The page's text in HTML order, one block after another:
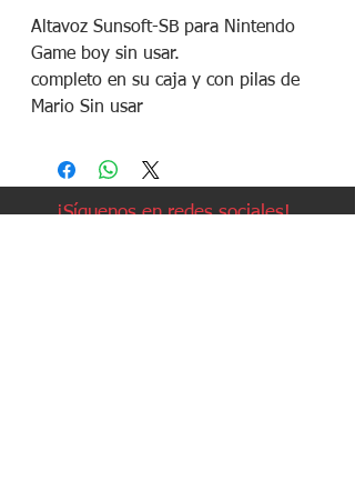
Altavoz Sunsoft-SB para Nintendo
Game boy sin usar.
completo en su caja y con pilas de
Mario Sin usar
¡Síguenos en redes sociales!